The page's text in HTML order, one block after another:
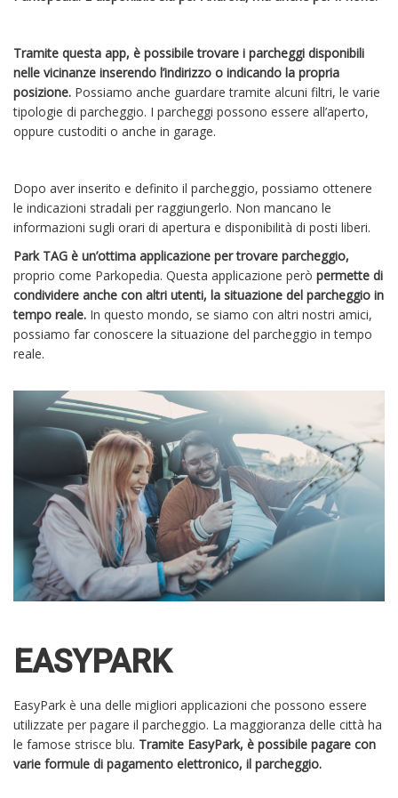
Tramite questa app, è possibile trovare i parcheggi disponibili
nelle vicinanze inserendo l’indirizzo o indicando la propria
posizione. Possiamo anche guardare tramite alcuni filtri, le varie
tipologie di parcheggio. I parcheggi possono essere all’aperto,
oppure custoditi o anche in garage.
Dopo aver inserito e definito il parcheggio, possiamo ottenere
le indicazioni stradali per raggiungerlo. Non mancano le
informazioni sugli orari di apertura e disponibilità di posti liberi.
Park TAG è un’ottima applicazione per trovare parcheggio,
proprio come Parkopedia. Questa applicazione però permette di
condividere anche con altri utenti, la situazione del parcheggio in
tempo reale. In questo mondo, se siamo con altri nostri amici,
possiamo far conoscere la situazione del parcheggio in tempo
reale.
EASYPARK
EasyPark è una delle migliori applicazioni che possono essere
utilizzate per pagare il parcheggio. La maggioranza delle città ha
le famose strisce blu. Tramite EasyPark, è possibile pagare con
varie formule di pagamento elettronico, il parcheggio.